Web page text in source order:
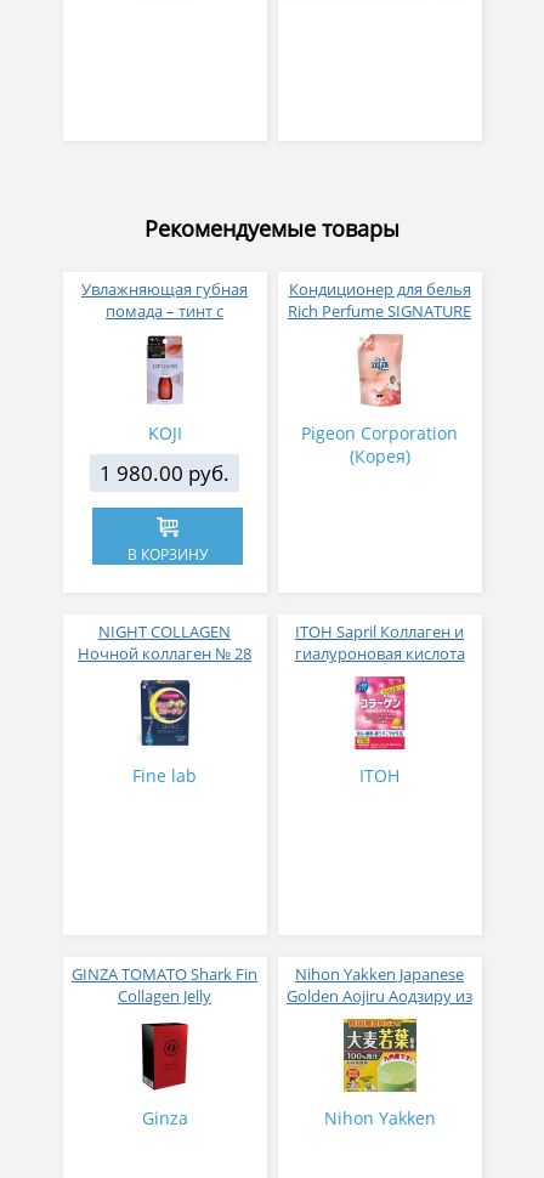
Рекомендуемые товары
Увлажняющая губная
помада – тинт с
аппликатором KOJI,
Красно-оранжевый
KOJI
1 980.00 руб.
В КОРЗИНУ
Кондиционер для белья
Rich Perfume SIGNATURE
парфюмированный
супер-концентрат с
ароматом Фиеста 1,6 л
Pigeon Corporation
(Корея)
NIGHT COLLAGEN
Ночной коллаген № 28
Fine lab
ITOH Sapril Коллаген и
гиалуроновая кислота
со вкусом манго 30
стиков
ITOH
GINZA TOMATO Shark Fin
Collagen Jelly
Коллагеновое желе из
плавников голубой
акулы со вкусом манго
№ 14
Ginza
Nihon Yakken Japanese
Golden Aojiru Аодзиру из
листьев молодого
ячменя
Nihon Yakken